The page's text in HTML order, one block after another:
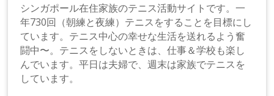
シンガポール在住家族のテニス活動サイトです。一
年730回（朝練と夜練）テニスをすることを目標にし
ています。テニス中心の幸せな生活を送れるよう奮
闘中〜。テニスをしないときは、仕事＆学校も楽し
んでいます。平日は夫婦で、週末は家族でテニスを
しています。